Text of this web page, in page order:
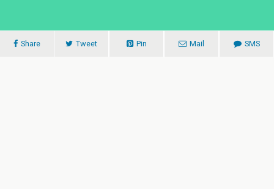
Share Tweet Pin Mail SMS